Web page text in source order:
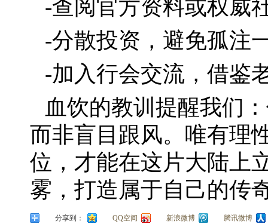
-查阅官方资料或权威
-分散投资，避免孤注
-加入行会交流，借鉴
血饮的教训提醒我们
而非盲目跟风。唯有理
位，才能在这片大陆上
雾，打造属于自己的传
分享到： QQ空间 新浪微博 腾讯微博